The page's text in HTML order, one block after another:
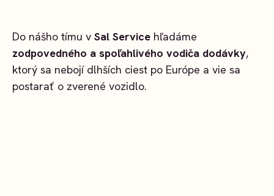
Do nášho tímu v Sal Service hľadáme
zodpovedného a spoľahlivého vodiča dodávky,
ktorý sa nebojí dlhších ciest po Európe a vie sa
postarať o zverené vozidlo.